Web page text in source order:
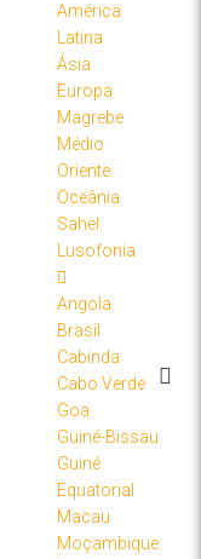
América
Latina
Ásia
Europa
Magrebe
Médio
Oriente
Oceânia
Sahel
Lusofonia
Angola
Brasil
Cabinda
Cabo Verde
Goa
Guiné-Bissau
Guiné
Equatorial
Macau
Moçambique